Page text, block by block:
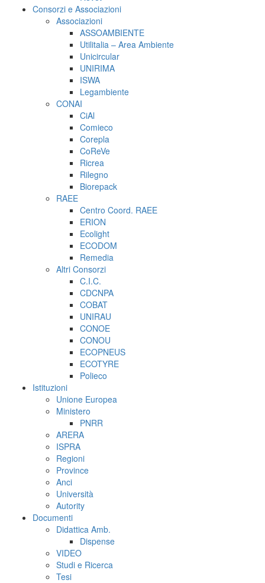
Consorzi e Associazioni
Associazioni
ASSOAMBIENTE
Utilitalia – Area Ambiente
Unicircular
UNIRIMA
ISWA
Legambiente
CONAI
CiAl
Comieco
Corepla
CoReVe
Ricrea
Rilegno
Biorepack
RAEE
Centro Coord. RAEE
ERION
Ecolight
ECODOM
Remedia
Altri Consorzi
C.I.C.
CDCNPA
COBAT
UNIRAU
CONOE
CONOU
ECOPNEUS
ECOTYRE
Polieco
Istituzioni
Unione Europea
Ministero
PNRR
ARERA
ISPRA
Regioni
Province
Anci
Università
Autority
Documenti
Didattica Amb.
Dispense
VIDEO
Studi e Ricerca
Tesi